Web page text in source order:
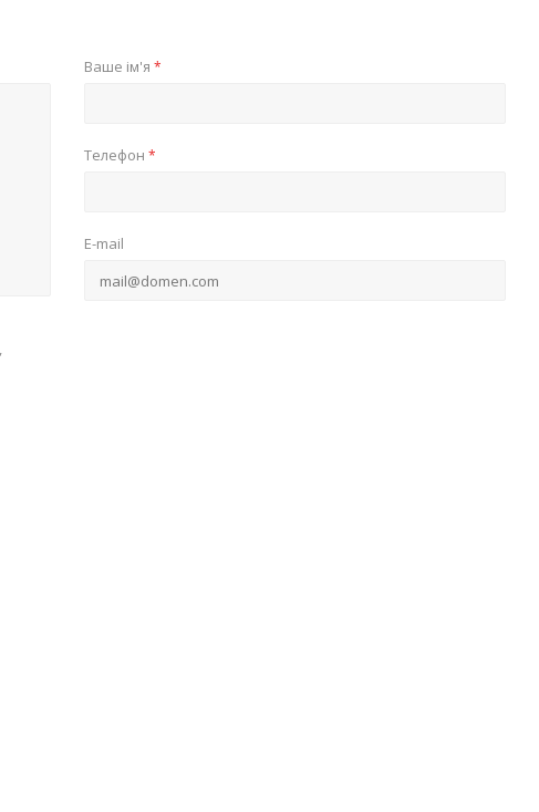
Ваше ім'я*
Телефон*
E-mail